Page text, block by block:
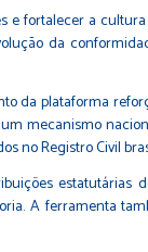
fortalecer a
da
da plataforma
mecanismo
no Registro Civil
A ferramenta